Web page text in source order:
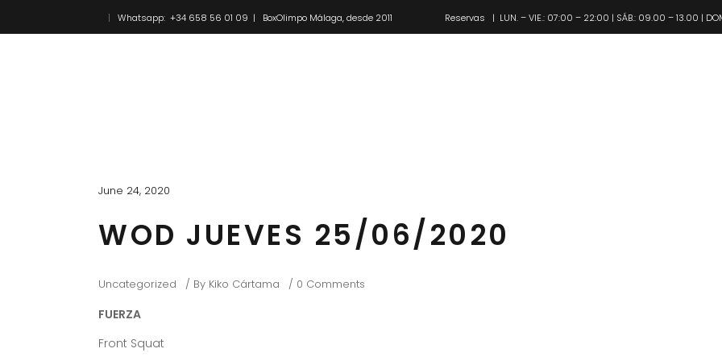
Whatsapp: +34 658 56 01 09 | BoxOlimpo Málaga, desde 2011 Reservas | LUN. – VIE.: 07:00 – 22:00 | SÁB.: 09.00 – 13.00 |
June 24, 2020
WOD JUEVES 25/06/2020
Uncategorized By Kiko Cártama 0 Comments
FUERZA
Front Squat